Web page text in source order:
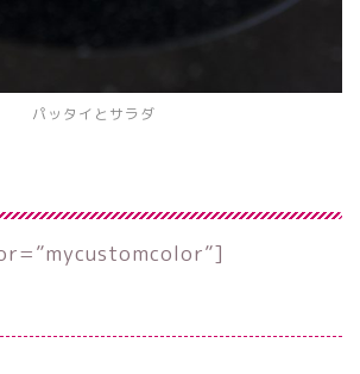
パッタイとサラダ